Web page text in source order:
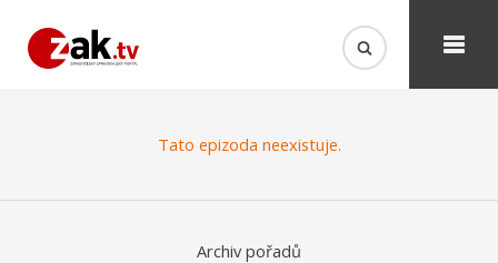
Tato epizoda neexistuje.
Archiv pořadů